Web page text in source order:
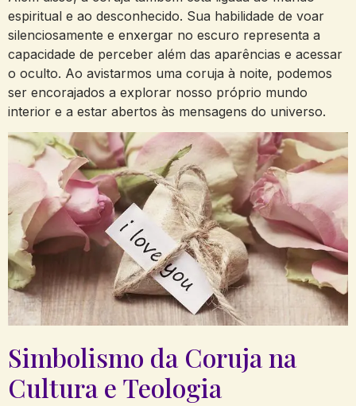
espiritual e ao desconhecido. Sua habilidade de voar
silenciosamente e enxergar no escuro representa a
capacidade de perceber além das aparências e acessar
o oculto. Ao avistarmos uma coruja à noite, podemos
ser encorajados a explorar nosso próprio mundo
interior e a estar abertos às mensagens do universo.
Simbolismo da Coruja na
Cultura e Teologia